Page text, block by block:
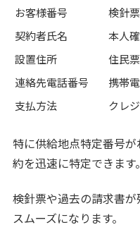
お客様番号
検針
契約者氏名
本人
設置住所
住民
連絡先電話番号
携帯
支払方法
クレ
特に供給地点特定番号
約を迅速に特定できます。
検針票や過去の請求書
スムーズになります。